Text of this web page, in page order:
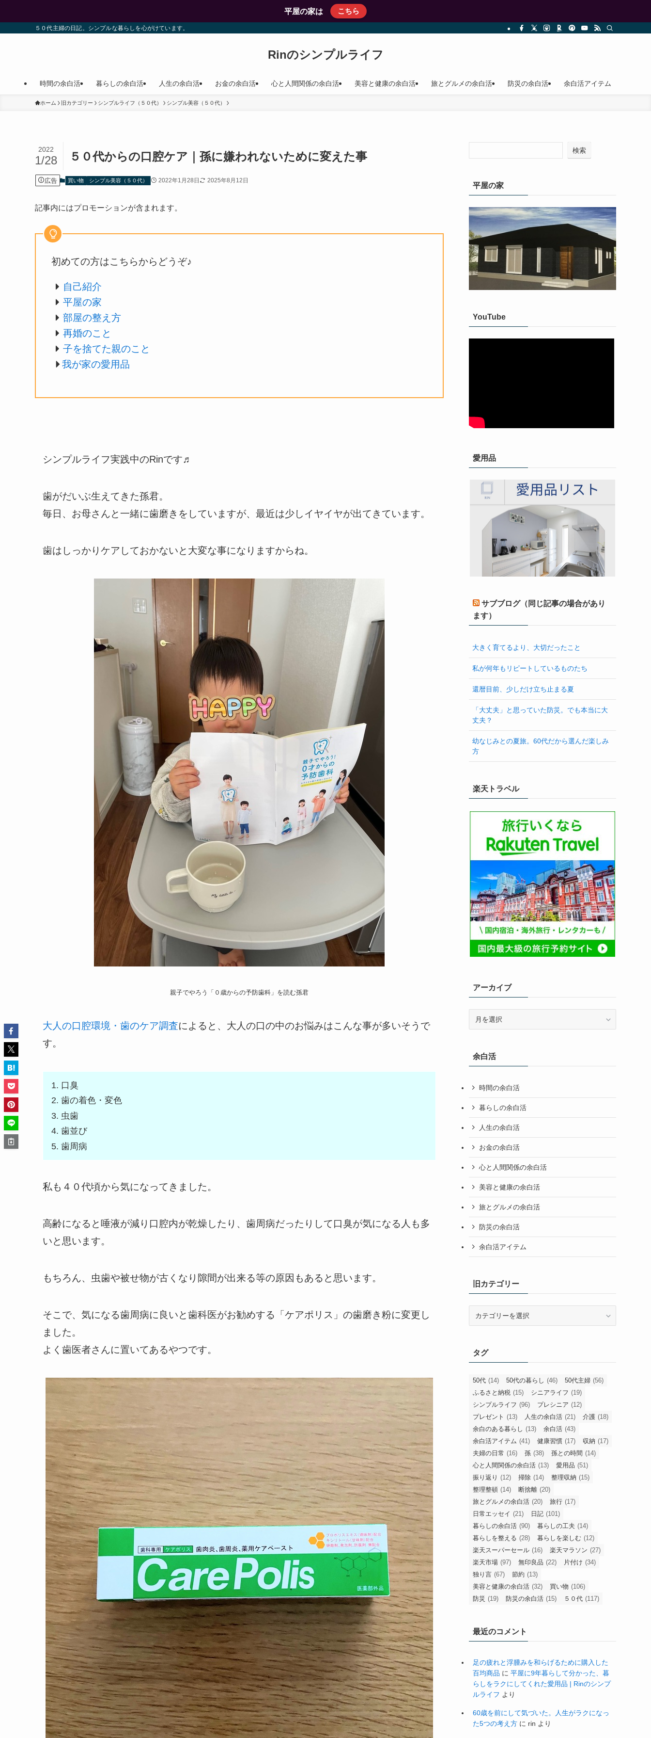
平屋の家は こちら
５０代主婦の日記。シンプルな暮らしを心がけています。
Rinのシンプルライフ
時間の余白活 暮らしの余白活 人生の余白活 お金の余白活 心と人間関係の余白活 美容と健康の余白活 旅とグルメの余白活 防災の余白活 余白活アイテム
ホーム 旧カテゴリー シンプルライフ（５０代） シンプル美容（５０代）
５０代からの口腔ケア｜孫に嫌われないために変えた事
2022
1/28
広告 買い物 シンプル美容（５０代） 2022年1月28日 2025年8月12日
記事内にはプロモーションが含まれます。
初めての方はこちらからどうぞ♪
自己紹介
平屋の家
部屋の整え方
再婚のこと
子を捨てた親のこと
我が家の愛用品
シンプルライフ実践中のRinです♬
歯がだいぶ生えてきた孫君。
毎日、お母さんと一緒に歯磨きをしていますが、最近は少しイヤイヤが出てきています。
歯はしっかりケアしておかないと大変な事になりますからね。
親子でやろう「０歳からの予防歯科」を読む孫君
大人の口腔環境・歯のケア調査によると、大人の口の中のお悩みはこんな事が多いそうで
す。
口臭
歯の着色・変色
虫歯
歯並び
歯周病
私も４０代頃から気になってきました。
高齢になると唾液が減り口腔内が乾燥したり、歯周病だったりして口臭が気になる人も多
いと思います。
もちろん、虫歯や被せ物が古くなり隙間が出来る等の原因もあると思います。
そこで、気になる歯周病に良いと歯科医がお勧めする「ケアポリス」の歯磨き粉に変更し
ました。
よく歯医者さんに置いてあるやつです。
検索
平屋の家
YouTube
愛用品
サブブログ（同じ記事の場合があり
ます）
大きく育てるより、大切だったこと
私が何年もリピートしているものたち
還暦目前、少しだけ立ち止まる夏
「大丈夫」と思っていた防災。でも本当に大
丈夫？
幼なじみとの夏旅。60代だから選んだ楽しみ
方
楽天トラベル
アーカイブ
ブ余白活
時間の余白活
暮らしの余白活
人生の余白活
お金の余白活
心と人間関係の余白活
美容と健康の余白活
旅とグルメの余白活
防災の余白活
余白活アイテム
旧カテゴリー
リ
ー
タグ
50代 (14) 50代の暮らし (46) 50代主婦 (56)
ふるさと納税 (15) シニアライフ (19)
シンプルライフ (96) プレシニア (12)
プレゼント (13) 人生の余白活 (21) 介護 (18)
余白のある暮らし (13) 余白活 (43)
余白活アイテム (41) 健康習慣 (17) 収納 (17)
夫婦の日常 (16) 孫 (38) 孫との時間 (14)
心と人間関係の余白活 (13) 愛用品 (51)
振り返り (12) 掃除 (14) 整理収納 (15)
整理整頓 (14) 断捨離 (20)
旅とグルメの余白活 (20) 旅行 (17)
日常エッセイ (21) 日記 (101)
暮らしの余白活 (90) 暮らしの工夫 (14)
暮らしを整える (28) 暮らしを楽しむ (12)
楽天スーパーセール (16) 楽天マラソン (27)
楽天市場 (97) 無印良品 (22) 片付け (34)
独り言 (67) 節約 (13)
美容と健康の余白活 (32) 買い物 (106)
防災 (19) 防災の余白活 (15) ５０代 (117)
最近のコメント
足の疲れと浮腫みを和らげるために購入した
百均商品 に 平屋に9年暮らして分かった、暮
らしをラクにしてくれた愛用品 | Rinのシンプ
ルライフ より
60歳を前にして気づいた。人生がラクになっ
た5つの考え方 に rin より